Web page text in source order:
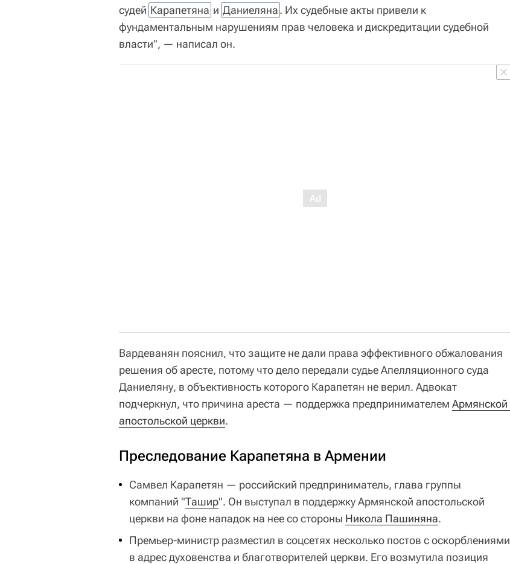
судей Карапетяна и Даниеляна. Их судебные акты привели к
фундаментальным нарушениям прав человека и дискредитации судебной
власти", — написал он.
Вардеванян пояснил, что защите не дали права эффективного обжалования
решения об аресте, потому что дело передали судье Апелляционного суда
Даниеляну, в объективность которого Карапетян не верил. Адвокат
подчеркнул, что причина ареста — поддержка предпринимателем Армянской
апостольской церкви.
Преследование Карапетяна в Армении
Самвел Карапетян — российский предприниматель, глава группы
компаний "Ташир". Он выступал в поддержку Армянской апостольской
церкви на фоне нападок на нее со стороны Никола Пашиняна.
Премьер-министр разместил в соцсетях несколько постов с оскорблениями
в адрес духовенства и благотворителей церкви. Его возмутила позиция